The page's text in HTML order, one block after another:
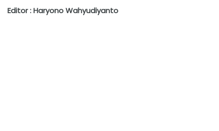
Editor : Haryono Wahyudiyanto